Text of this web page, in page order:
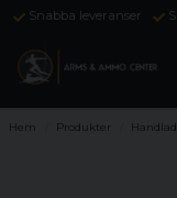
Snabba leveranser
Hem Produkter